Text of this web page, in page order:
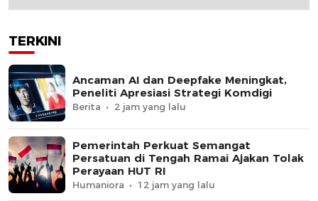
TERKINI
Ancaman AI dan Deepfake Meningkat,
Peneliti Apresiasi Strategi Komdigi
Berita 2 jam yang lalu
Pemerintah Perkuat Semangat
Persatuan di Tengah Ramai Ajakan Tolak
Perayaan HUT RI
Humaniora 12 jam yang lalu